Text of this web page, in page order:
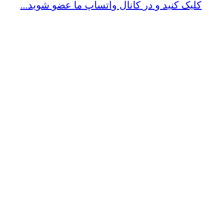
کلیک کنید و در کانال واتساپ ما عضو شوید...